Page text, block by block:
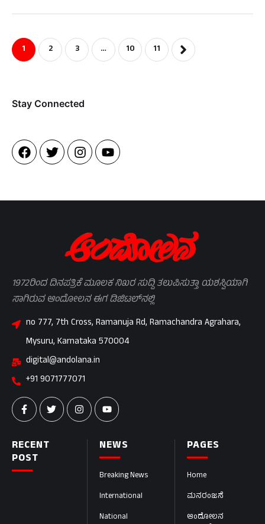
1 2 3 … 10 11
Stay Connected​
PAGES
Home
ಮನರಂಜನೆ
ಆಂದೋಲನ
NEWS
Breaking News
International
National
RECENT
POST
1972ರಿಂದ ದಿನಪತ್ರಿಕೆ ಮೂಲಕ ನಿಖರ ಸುದ್ದಿ ತಲುಪಿಸುತ್ತಾ ಯಶಸ್ವಿಯಾಗಿ
ಸಾಗಿರುವ ಆಂದೋಲನ ಈಗ ಡಿಜಿಟಲ್‌ನಲ್ಲಿ
no 777, 7th Cross, Ramanuja Rd, Ramachandra Agrahara,
Mysuru, Karnataka 570004
digital@andolana.in
+91 9071777071